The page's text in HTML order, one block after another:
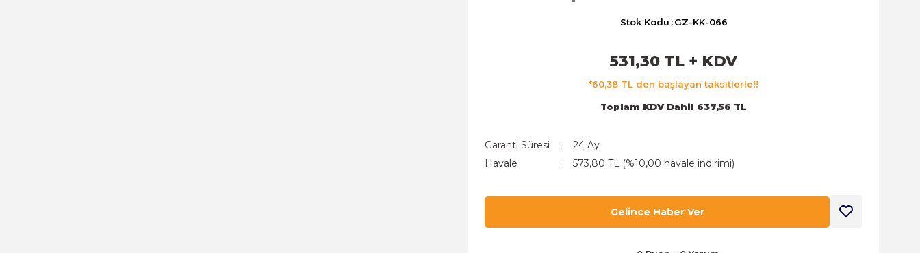
Stok Kodu GZ-KK-066
531,30 TL + KDV
*60,38 TL den başlayan taksitlerle!!
Toplam KDV Dahil 637,56 TL
Garanti Süresi
24 Ay
Havale
573,80 TL (%10,00 havale indirimi)
Gelince Haber Ver